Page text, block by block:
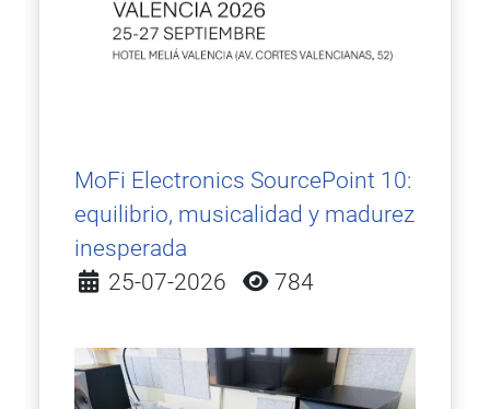
MoFi Electronics SourcePoint 10:
equilibrio, musicalidad y madurez
inesperada
Detalles
25-07-2026 784